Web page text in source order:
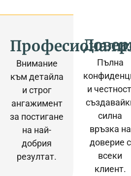
Внимание
към детайла
и строг
ангажимент
за постигане
на най-
добрия
резултат.
Пълна
и
силна
връзка на
доверие с
всеки
клиент.​